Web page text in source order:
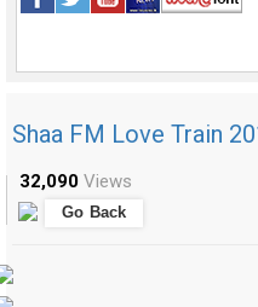
Shaa FM Love Train
32,090 Views
Go Back